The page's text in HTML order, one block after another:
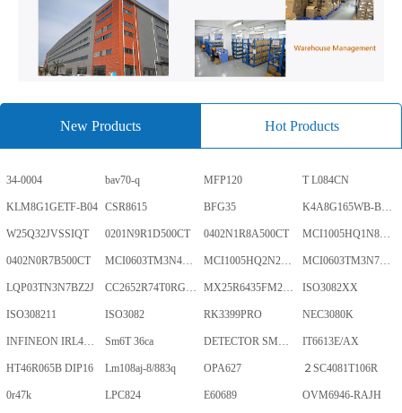
New Products Hot Products
34-0004 bav70-q MFP120 T L084CN
KLM8G1GETF-B04 CSR8615 BFG35 K4A8G165WB-BCWE
W25Q32JVSSIQT 0201N9R1D500CT 0402N1R8A500CT MCI1005HQ1N8SHBP
0402N0R7B500CT MCI0603TM3N4BHBP MCI1005HQ2N2BHBP MCI0603TM3N7BHBP
LQP03TN3N7BZ2J CC2652R74T0RGZR MX25R6435FM2IL0TR ISO3082XX
ISO308211 ISO3082 RK3399PRO NEC3080K
INFINEON IRL40SC228 Sm6T 36ca DETECTOR SMD,HT7024A-1,3%,SOT-89 IT6613E/AX
HT46R065B DIP16 Lm108aj-8/883q OPA627 ２SC4081T106R
0r47k LPC824 E60689 OVM6946-RAJH